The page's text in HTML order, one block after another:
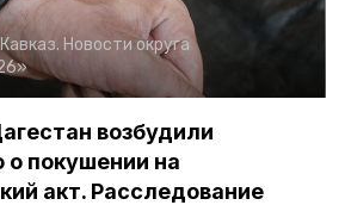
Кавказ. Новости округа
возбудили
о покушении на
акт. Расследование